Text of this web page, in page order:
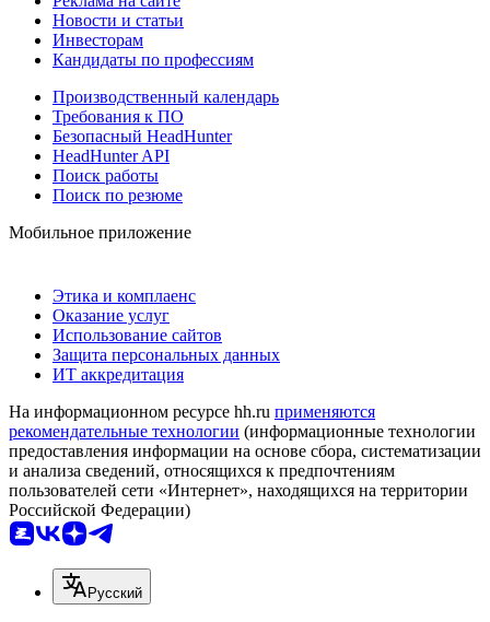
Новости и статьи
Инвесторам
Кандидаты по профессиям
Производственный календарь
Требования к ПО
Безопасный HeadHunter
HeadHunter API
Поиск работы
Поиск по резюме
Мобильное приложение
Этика и комплаенс
Оказание услуг
Использование сайтов
Защита персональных данных
ИТ аккредитация
На информационном ресурсе hh.ru применяются
рекомендательные технологии (информационные технологии
предоставления информации на основе сбора, систематизации
и анализа сведений, относящихся к предпочтениям
пользователей сети «Интернет», находящихся на территории
Российской Федерации)
Русский